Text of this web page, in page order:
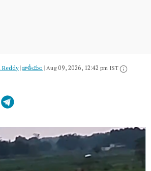
|జాతీయం|Aug 09, 2026, 12:42 pm IST